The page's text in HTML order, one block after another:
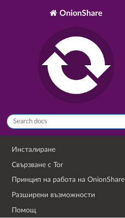
OnionShare
Инсталиране
Свързване с Tor
Принцип на работа на OnionShare
Разширени възможности
Помощ